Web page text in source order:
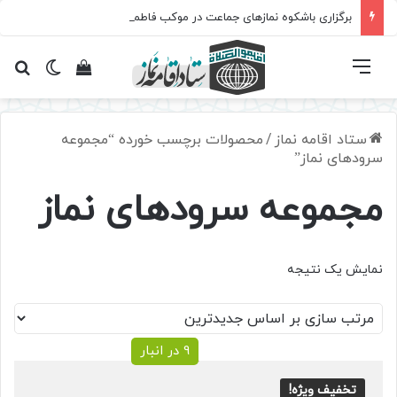
برگزاری باشکوه نمازهای جماعت در موکب فاطمه الزهرا (س)
تغییرمشاهده فهرست
ستاد اقامه نماز /محصولات برچسب خورده “مجموعه
سرودهای نماز”
مجموعه سرودهای نماز
نمایش یک نتیجه
تخفیف ویژه!
9 در انبار